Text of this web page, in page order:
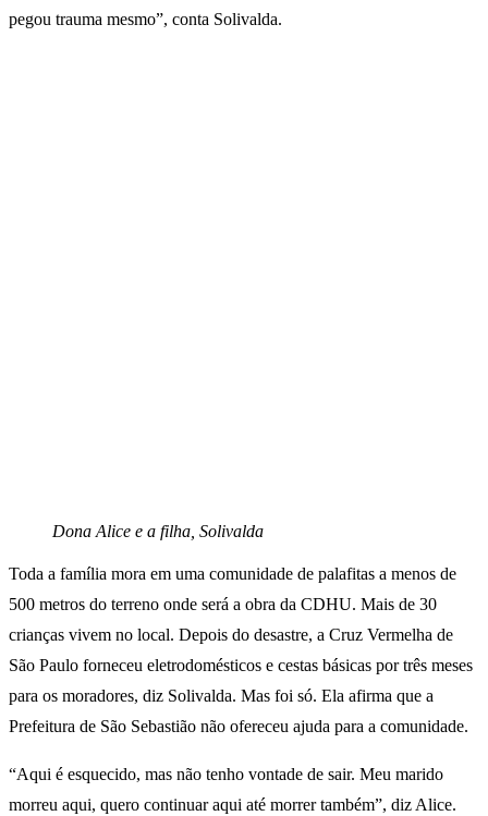
pegou trauma mesmo”, conta Solivalda.
Dona Alice e a filha, Solivalda
Toda a família mora em uma comunidade de palafitas a menos de
500 metros do terreno onde será a obra da CDHU. Mais de 30
crianças vivem no local. Depois do desastre, a Cruz Vermelha de
São Paulo forneceu eletrodomésticos e cestas básicas por três meses
para os moradores, diz Solivalda. Mas foi só. Ela afirma que a
Prefeitura de São Sebastião não ofereceu ajuda para a comunidade.
“Aqui é esquecido, mas não tenho vontade de sair. Meu marido
morreu aqui, quero continuar aqui até morrer também”, diz Alice.